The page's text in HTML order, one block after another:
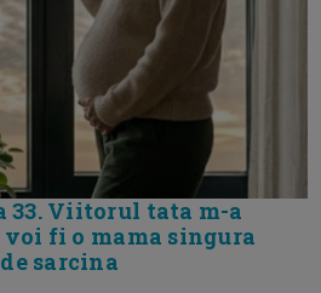
33. Viitorul tata m-a
fi o mama singura
sarcina